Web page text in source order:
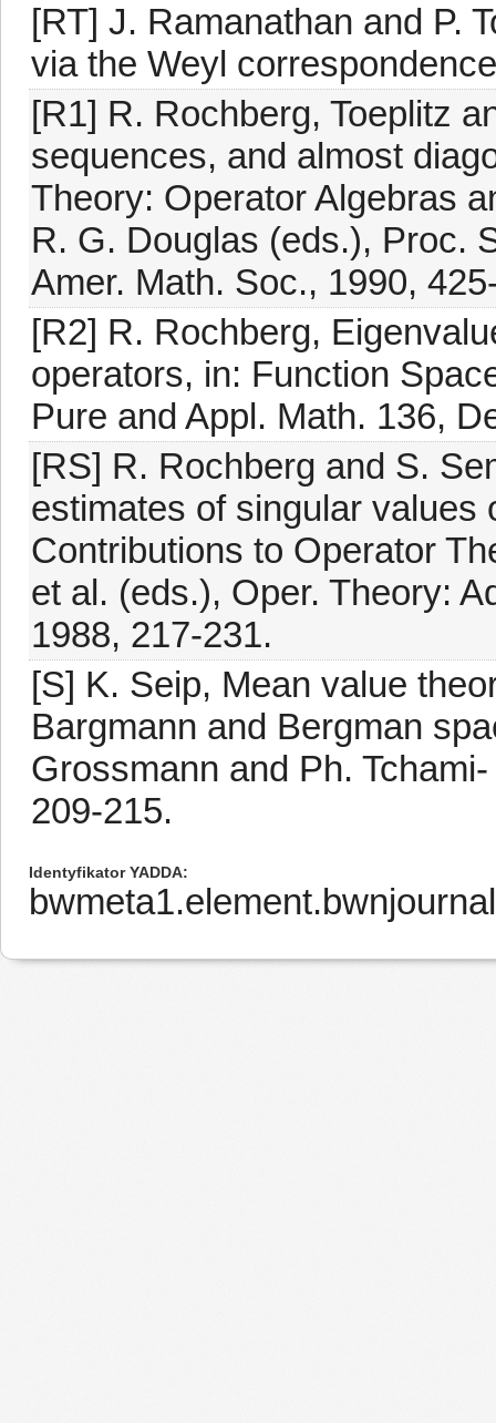
[RT] J. Ramanathan and P.
via the Weyl
[R1] R. Rochberg, Toeplitz
sequences, and almost
Theory: Operator Algebras
R. G. Douglas (eds.), Proc.
Amer. Math. Soc., 1990,
[R2] R. Rochberg,
operators, in: Function
Pure and Appl. Math. 136,
[RS] R. Rochberg and S.
estimates of singular values
Contributions to Operator
et al. (eds.), Oper. Theory:
1988, 217-231.
[S] K. Seip, Mean value
Bargmann and Bergman
Grossmann and Ph.
209-215.
Identyfikator YADDA